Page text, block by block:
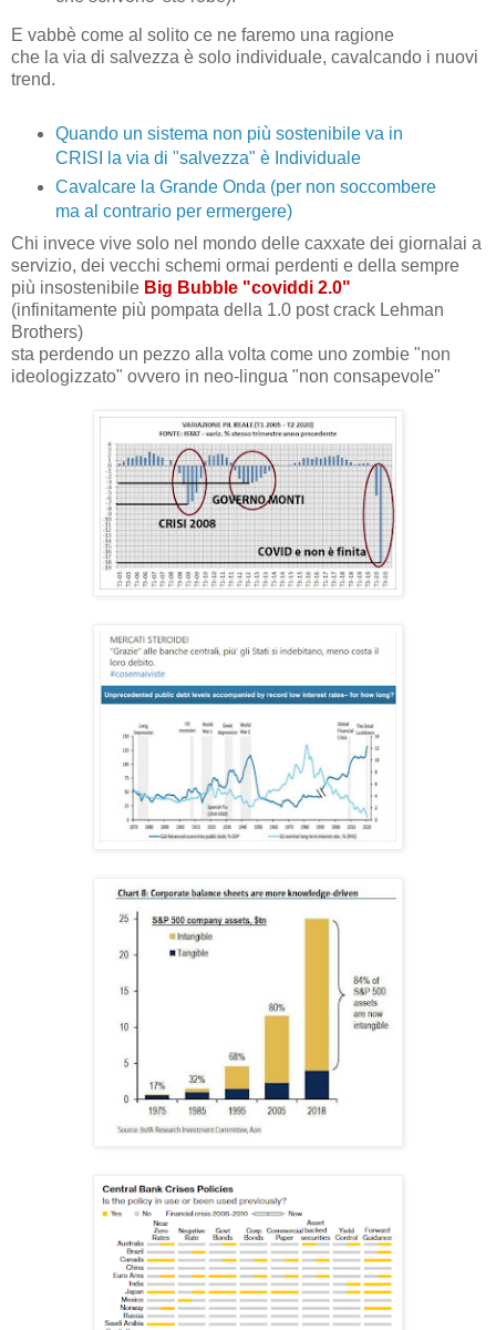
E vabbè come al solito ce ne faremo una ragione
che la via di salvezza è solo individuale, cavalcando i nuovi
trend.
Quando un sistema non più sostenibile va in
CRISI la via di "salvezza" è Individuale
Cavalcare la Grande Onda (per non soccombere
ma al contrario per ermergere)
Chi invece vive solo nel mondo delle caxxate dei giornalai a
servizio, dei vecchi schemi ormai perdenti e della sempre
più insostenibile Big Bubble "coviddi 2.0"
(infinitamente più pompata della 1.0 post crack Lehman
Brothers)
sta perdendo un pezzo alla volta come uno zombie "non
ideologizzato" ovvero in neo-lingua "non consapevole"